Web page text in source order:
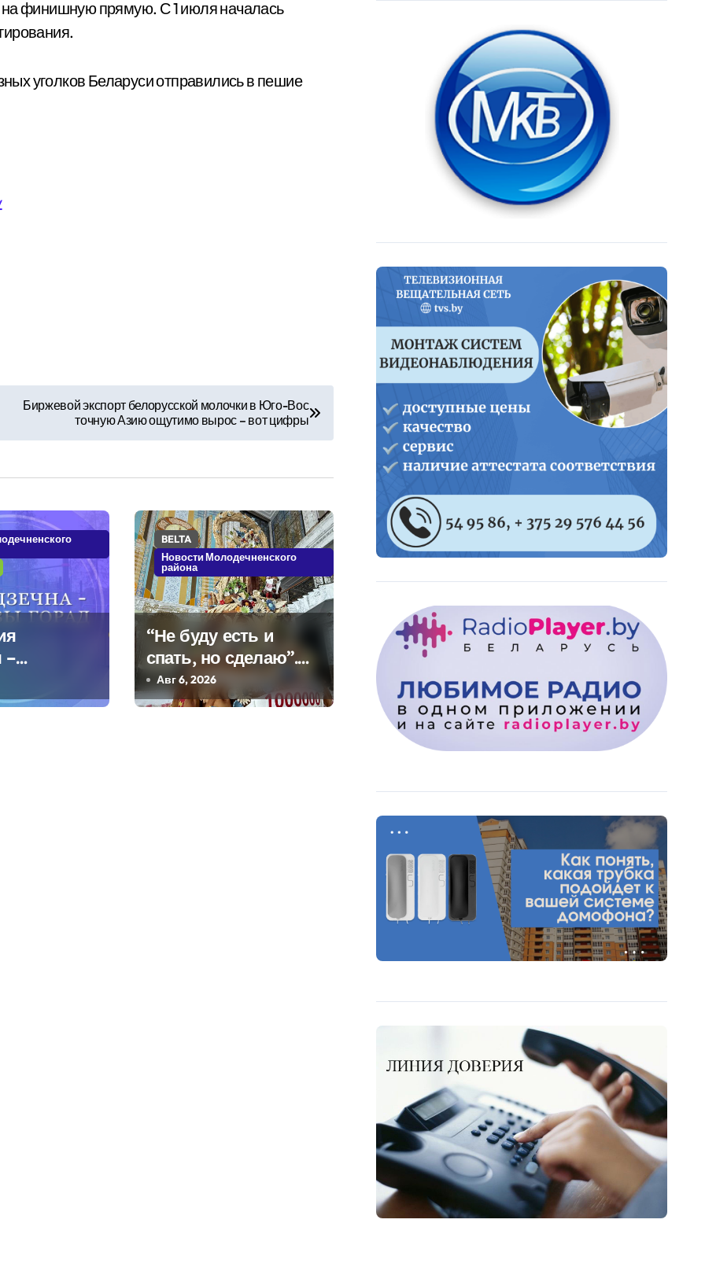
финишную прямую. С 1 июля началась
уголков Беларуси отправились в пешие
Биржевой экспорт белорусской молочки в Юго-Вос
точную Азию ощутимо вырос – вот цифры
–
BELTA
Новости Молодечненского
района
“Не буду есть и
спать, но сделаю”.
Мастерица из
Молодечно о 50-
Авг 6, 2026